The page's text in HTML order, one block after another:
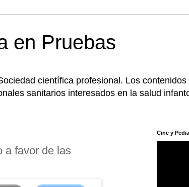
en Pruebas
científica profesional. Los
sanitarios interesados en la salud
a favor de las
Cine y